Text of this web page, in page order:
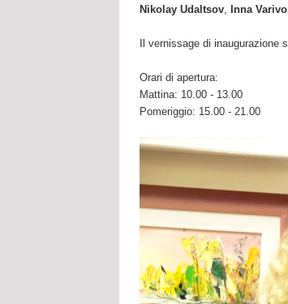
Nikolay Udaltsov, Inna
Il vernissage di inaugurazione
Orari di apertura:
Mattina: 10.00 - 13.00
Pomeriggio: 15.00 - 21.00